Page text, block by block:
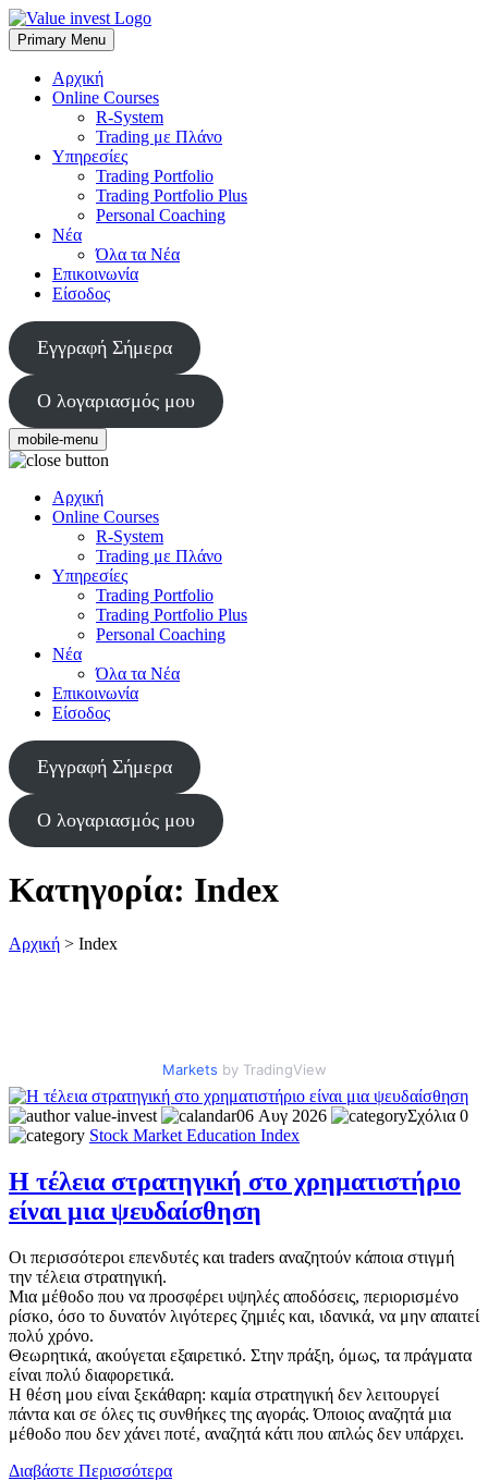
Skip
to
content
Value Invest
Μια διαφορετική συμβουλευτική εταιρία
Primary Menu
Αρχική
Online Courses
R-System
Trading με Πλάνο
Υπηρεσίες
Trading Portfolio
Trading Portfolio Plus
Personal Coaching
Νέα
Όλα τα Νέα
Επικοινωνία
Είσοδος
Εγγραφή Σήμερα
Ο λογαριασμός μου
mobile-menu
Αρχική
Online Courses
R-System
Trading με Πλάνο
Υπηρεσίες
Trading Portfolio
Trading Portfolio Plus
Personal Coaching
Νέα
Όλα τα Νέα
Επικοινωνία
Είσοδος
Εγγραφή Σήμερα
Ο λογαριασμός μου
Κατηγορία: Index
Αρχική > Index
Markets by TradingView
value-invest 06 Αυγ 2026
Σχόλια 0
Stock Market Education Index
Η τέλεια στρατηγική στο χρηματιστήριο
είναι μια ψευδαίσθηση
Οι περισσότεροι επενδυτές και traders αναζητούν κάποια στιγμή
την τέλεια στρατηγική.
Μια μέθοδο που να προσφέρει υψηλές αποδόσεις, περιορισμένο
ρίσκο, όσο το δυνατόν λιγότερες ζημιές και, ιδανικά, να μην απαιτεί
πολύ χρόνο.
Θεωρητικά, ακούγεται εξαιρετικό. Στην πράξη, όμως, τα πράγματα
είναι πολύ διαφορετικά.
Η θέση μου είναι ξεκάθαρη: καμία στρατηγική δεν λειτουργεί
πάντα και σε όλες τις συνθήκες της αγοράς. Όποιος αναζητά μια
μέθοδο που δεν χάνει ποτέ, αναζητά κάτι που απλώς δεν υπάρχει.
Διαβάστε Περισσότερα